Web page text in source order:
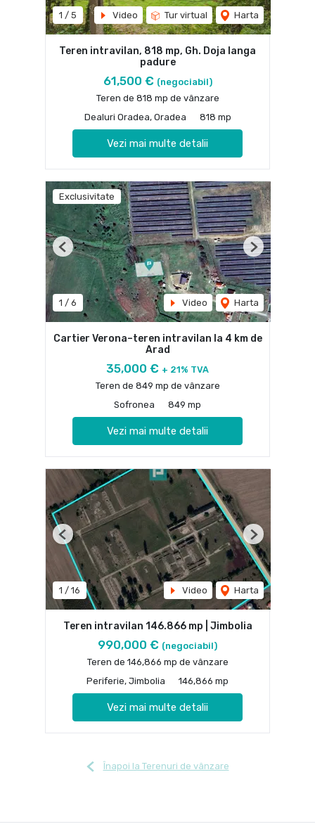
1 / 5 Video Tur virtual Harta
Teren intravilan, 818 mp, Gh. Doja langa
padure
61,500 € (negociabil)
Teren de 818 mp de vânzare
Dealuri Oradea, Oradea
818 mp
Vezi mai multe detalii
Exclusivitate
1 / 6 Video Harta
Previous Next
Cartier Verona–teren intravilan la 4 km de
Arad
35,000 € + 21% TVA
Teren de 849 mp de vânzare
Sofronea
849 mp
Vezi mai multe detalii
1 / 16 Video Harta
Previous Next
Teren intravilan 146.866 mp | Jimbolia
990,000 € (negociabil)
Teren de 146,866 mp de vânzare
Periferie, Jimbolia
146,866 mp
Vezi mai multe detalii
Înapoi la Terenuri de vânzare